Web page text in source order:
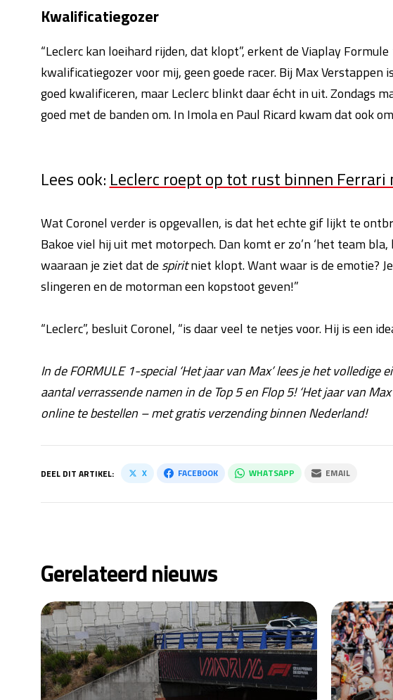
Kwalificatiegozer
“Leclerc kan loeihard rijden, dat klopt”, erkent de Viaplay
kwalificatiegozer voor mij, geen goede racer. Bij Max Verstappen
goed kwalificeren, maar Leclerc blinkt daar écht in uit. Zondags
goed met de banden om. In Imola en Paul Ricard kwam dat ook
Lees ook: Leclerc roept op tot rust binnen
Wat Coronel verder is opgevallen, is dat het echte gif lijkt te
Bakoe viel hij uit met motorpech. Dan komt er zo’n ‘het team
waaraan je ziet dat de spiritniet klopt. Want waar is de emotie?
slingeren en de motorman een kopstoot geven!”
“Leclerc”, besluit Coronel, “is daar veel te netjes voor. Hij is een
In de FORMULE 1-special ‘Het jaar van Max’ lees je het volledige
aantal verrassende namen in de Top 5 en Flop 5! ‘Het jaar van
online te bestellen – met gratis verzending binnen Nederland!
DEEL DIT ARTIKEL: X FACEBOOK WHATSAPP EMAIL
Gerelateerd nieuws